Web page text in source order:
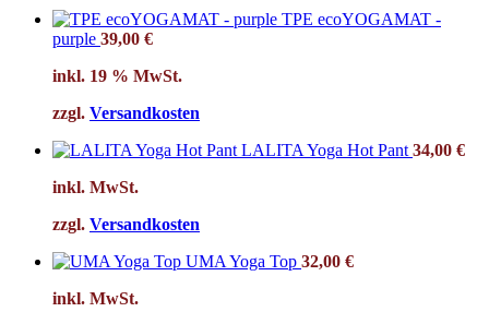
TPE ecoYOGAMAT -
purple 39,00 €
inkl. 19 % MwSt.
zzgl. Versandkosten
LALITA Yoga Hot Pant 34,00 €
inkl. MwSt.
zzgl. Versandkosten
UMA Yoga Top 32,00 €
inkl. MwSt.